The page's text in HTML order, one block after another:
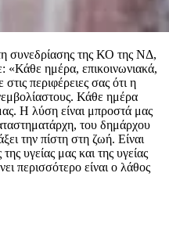
συνεδρίασης της ΚΟ της ΝΔ,
ημέρα, επικοινωνιακά,
περιφέρειες σας ότι η
Κάθε ημέρα
Η λύση είναι μπροστά μας
του δημάρχου
την πίστη στη ζωή. Είναι
υγείας μας και της υγείας
περισσότερο είναι ο λάθος